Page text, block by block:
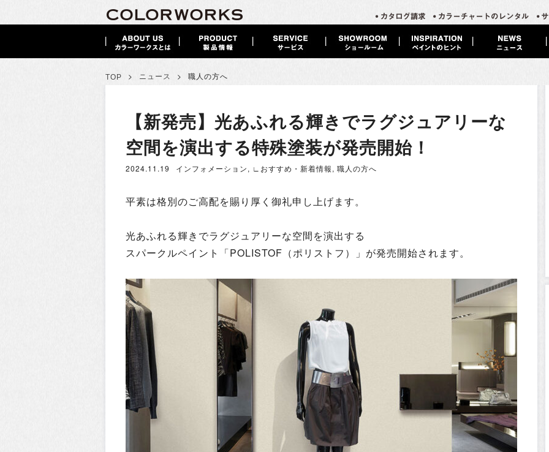
TOP > ニュース > 職人の方へ
【新発売】光あふれる輝きでラグジュアリーな
空間を演出する特殊塗装が発売開始！
2024.11.19 インフォメーション, ∟おすすめ・新着情報, 職人の方へ
平素は格別のご高配を賜り厚く御礼申し上げます。
光あふれる輝きでラグジュアリーな空間を演出する
スパークルペイント「POLISTOF（ポリストフ）」 が発売開始されます。